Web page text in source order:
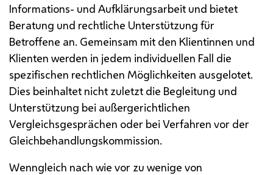
Informations- und Aufklärungsarbeit und bietet
Beratung und rechtliche Unterstützung für
Betroffene an. Gemeinsam mit den Klientinnen und
Klienten werden in jedem individuellen Fall die
spezifischen rechtlichen Möglichkeiten ausgelotet.
Dies beinhaltet nicht zuletzt die Begleitung und
Unterstützung bei außergerichtlichen
Vergleichsgesprächen oder bei Verfahren vor der
Gleichbehandlungskommission.
Wenngleich nach wie vor zu wenige von